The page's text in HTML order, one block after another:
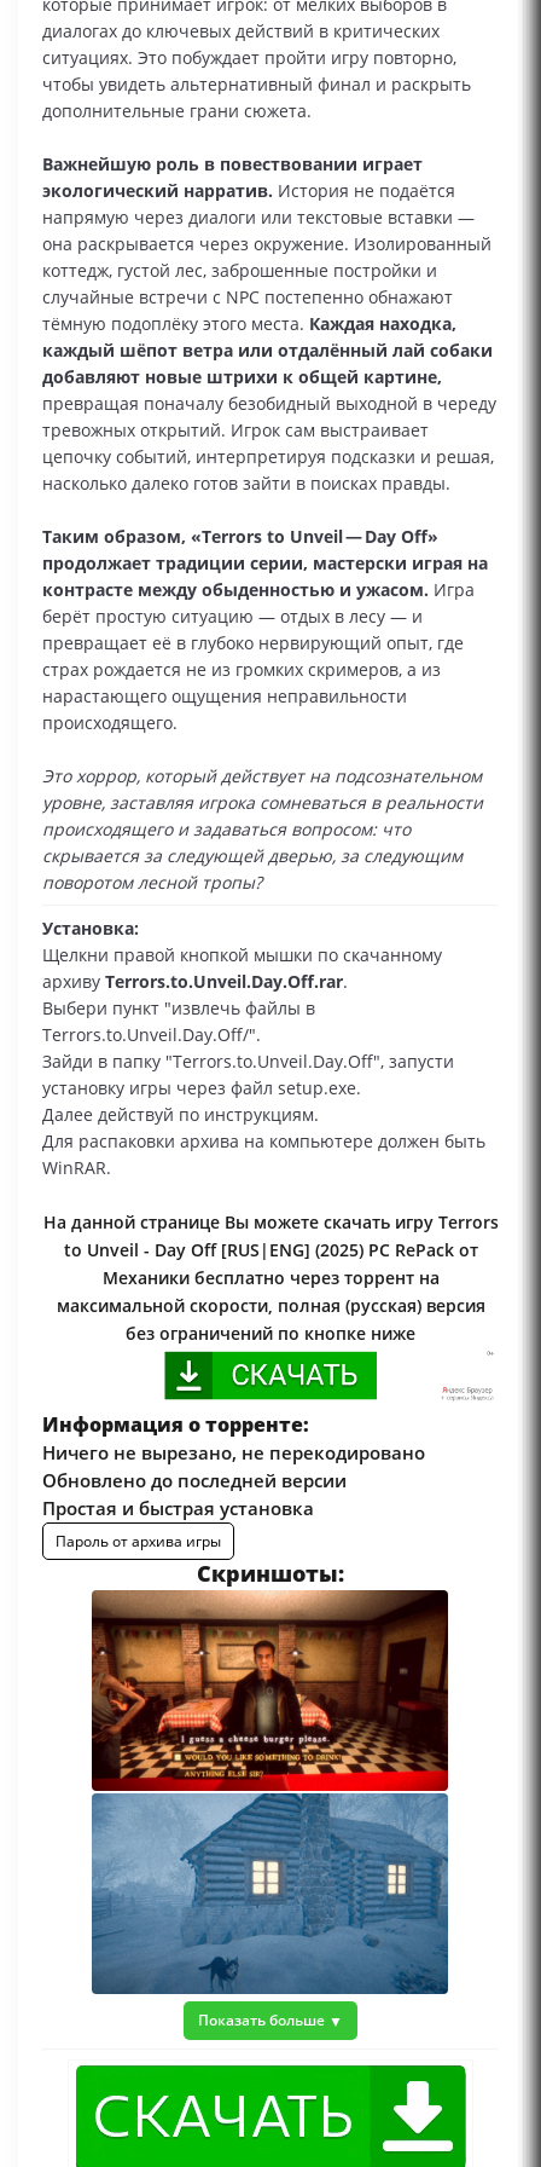
диалогах до ключевых действий в критических
ситуациях. Это побуждает пройти игру повторно,
чтобы увидеть альтернативный финал и раскрыть
дополнительные грани сюжета.
Важнейшую роль в повествовании играет
экологический нарратив. История не подаётся
напрямую через диалоги или текстовые вставки —
она раскрывается через окружение. Изолированный
коттедж, густой лес, заброшенные постройки и
случайные встречи с NPC постепенно обнажают
тёмную подоплёку этого места. Каждая находка,
каждый шёпот ветра или отдалённый лай собаки
добавляют новые штрихи к общей картине,
превращая поначалу безобидный выходной в череду
тревожных открытий. Игрок сам выстраивает
цепочку событий, интерпретируя подсказки и решая,
насколько далеко готов зайти в поисках правды.
Таким образом, «Terrors to Unveil — Day Off»
продолжает традиции серии, мастерски играя на
контрасте между обыденностью и ужасом. Игра
берёт простую ситуацию — отдых в лесу — и
превращает её в глубоко нервирующий опыт, где
страх рождается не из громких скримеров, а из
нарастающего ощущения неправильности
происходящего.
Это хоррор, который действует на подсознательном
уровне, заставляя игрока сомневаться в реальности
происходящего и задаваться вопросом: что
скрывается за следующей дверью, за следующим
поворотом лесной тропы?
Установка:
Щелкни правой кнопкой мышки по скачанному
архиву Terrors.to.Unveil.Day.Off.rar.
Выбери пункт "извлечь файлы в
Terrors.to.Unveil.Day.Off/".
Зайди в папку "Terrors.to.Unveil.Day.Off", запусти
установку игры через файл setup.exe.
Далее действуй по инструкциям.
Для распаковки архива на компьютере должен быть
WinRAR.
На данной странице Вы можете скачать игру Terrors
to Unveil - Day Off [RUS|ENG] (2025) PC RePack от
Механики бесплатно через торрент на
максимальной скорости, полная (русская) версия
без ограничений по кнопке ниже
Информация о торренте:
Ничего не вырезано, не перекодировано
Обновлено до последней версии
Простая и быстрая установка
Пароль от архива игры
Скриншоты:
Показать больше